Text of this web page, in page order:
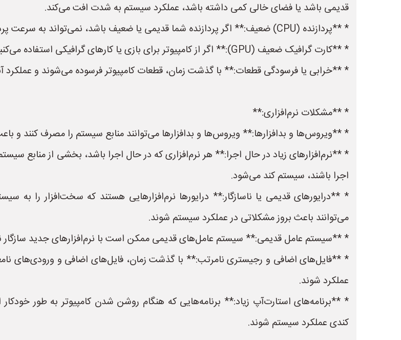
قدیمی باشد یا فضای خالی کمی داشته باشد، عملکرد سیستم به شدت افت می‌کند.
* **پردازنده (CPU) ضعیف:** اگر پردازنده شما قدیمی یا ضعیف باشد، نمی‌تواند به سرعت پردازش کند و باعث کندی سیستم می‌شود.
* **کارت گرافیک ضعیف (GPU):** اگر از کامپیوتر برای بازی یا کارهای گرافیکی استفاده می‌کنید، کارت گرافیک ضعیف می‌تواند باعث کندی عملکرد شود.
* **خرابی یا فرسودگی قطعات:** با گذشت زمان، قطعات کامپیوتر فرسوده می‌شوند و عملکرد
* **مشکلات نرم‌افزاری:**
* **ویروس‌ها و بدافزارها:** ویروس‌ها و بدافزارها می‌توانند منابع سیستم را مصرف کنند و
* **نرم‌افزارهای زیاد در حال اجرا:** هر نرم‌افزاری که در حال اجرا باشد، بخشی از منابع
اجرا باشند، سیستم کند می‌شود.
* **درایورهای قدیمی یا ناسازگار:** درایورها نرم‌افزارهایی هستند که سخت‌افزار را به
می‌توانند باعث بروز مشکلاتی در عملکرد سیستم شوند.
* **سیستم عامل قدیمی:** سیستم عامل‌های قدیمی ممکن است با نرم‌افزارهای جدید سازگار
* **فایل‌های اضافی و رجیستری نامرتب:** با گذشت زمان، فایل‌های اضافی و ورودی‌های
عملکرد شوند.
* **برنامه‌های استارت‌آپ زیاد:** برنامه‌هایی که هنگام روشن شدن کامپیوتر به طور
کندی عملکرد سیستم شوند.